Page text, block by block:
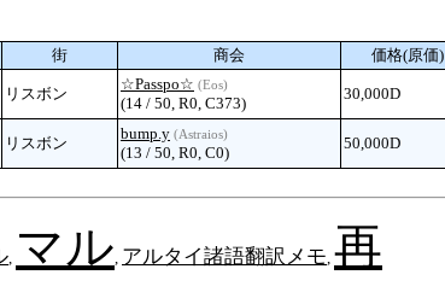
街 商会 価格(原価)
リスボン
☆Passpo☆ (Eos)
(14 / 50, R0, C373)
30,000D
リスボン
bump.y (Astraios)
(13 / 50, R0, C0)
50,000D
マル アルタイ諸語翻訳メモ 再